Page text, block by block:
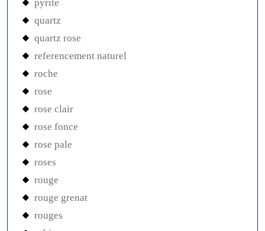
pyrite
quartz
quartz rose
referencement naturel
roche
rose
rose clair
rose fonce
rose pale
roses
rouge
rouge grenat
rouges